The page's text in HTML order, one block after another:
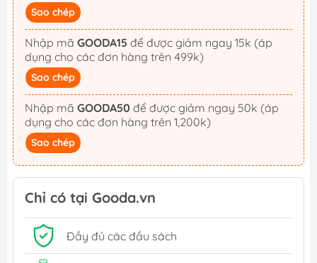
Sao chép
Nhập mã GOODA15
dụng cho các đơn hàng trên 499k)
Sao chép
Nhập mã GOODA50
dụng cho các đơn hàng trên 1,200k)
Sao chép
Chỉ có tại Gooda.vn
Đầy đủ các đầu sách